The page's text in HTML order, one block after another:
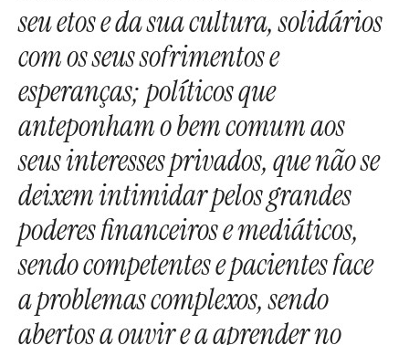
seu etos e da sua cultura, solidários
com os seus sofrimentos e
esperanças; políticos que
anteponham o bem comum aos
seus interesses privados, que não se
deixem intimidar pelos grandes
poderes financeiros e mediáticos,
sendo competentes e pacientes face
a problemas complexos, sendo
abertos a ouvir e a aprender no